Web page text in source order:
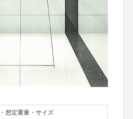
想定重量・サイズ